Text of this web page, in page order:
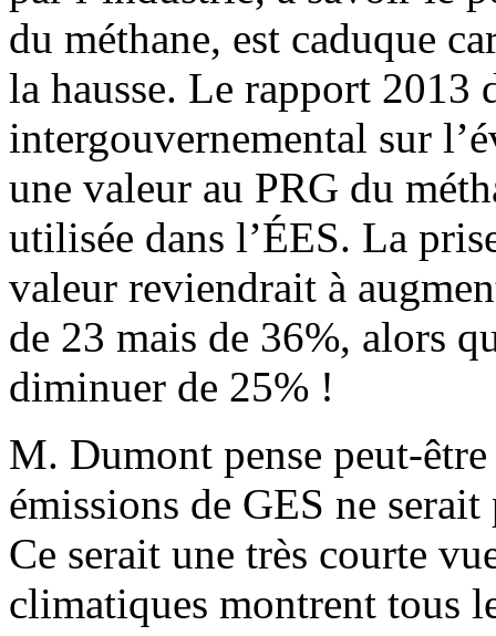
du méthane, est caduque
la hausse. Le rapport 2013
intergouvernemental sur
une valeur au PRG du
utilisée dans l’ÉES. La
valeur reviendrait à
de 23 mais de 36%, alors
diminuer de 25% !
M. Dumont pense peut-
émissions de GES ne
Ce serait une très courte
climatiques montrent tous